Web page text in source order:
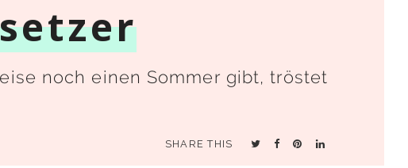
noch einen Sommer gibt, tröstet
SHARE THIS